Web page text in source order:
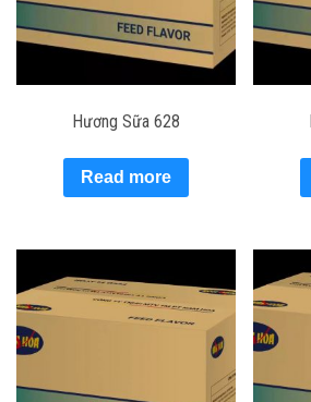
Hương Sữa 628
Read more